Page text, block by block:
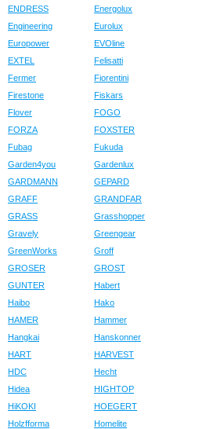
ENDRESS
Energolux
Engineering
Eurolux
Europower
EVOline
EXTEL
Felisatti
Fermer
Fiorentini
Firestone
Fiskars
Flover
FOGO
FORZA
FOXSTER
Fubag
Fukuda
Garden4you
Gardenlux
GARDMANN
GEPARD
GRAFF
GRANDFAR
GRASS
Grasshopper
Gravely
Greengear
GreenWorks
Groff
GROSER
GROST
GUNTER
Habert
Haibo
Hako
HAMER
Hammer
Hangkai
Hanskonner
HART
HARVEST
HDC
Hecht
Hidea
HIGHTOP
HiKOKI
HOEGERT
Holzfforma
Homelite